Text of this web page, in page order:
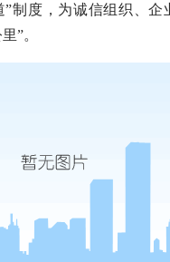
制度，为诚信组织、企
”。